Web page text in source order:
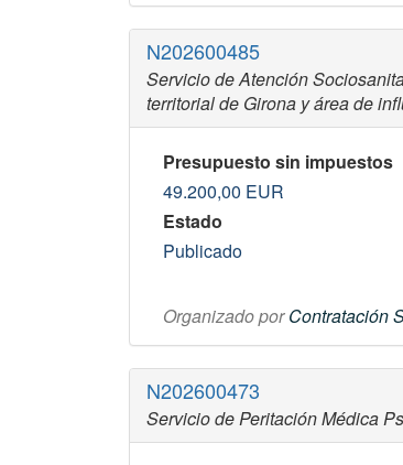
N202600485
Servicio de Atención
territorial de Girona y área de
Presupuesto sin impuestos
49.200,00 EUR
Estado
Publicado
Organizado por Contratación
N202600473
Servicio de Peritación Médica